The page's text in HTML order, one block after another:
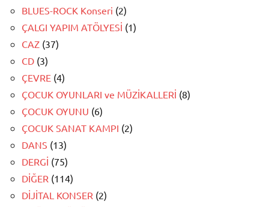
BLUES-ROCK Konseri (2)
ÇALGI YAPIM ATÖLYESİ (1)
CAZ (37)
CD (3)
ÇEVRE (4)
ÇOCUK OYUNLARI ve MÜZİKALLERİ (8)
ÇOCUK OYUNU (6)
ÇOCUK SANAT KAMPI (2)
DANS (13)
DERGİ (75)
DİĞER (114)
DİJİTAL KONSER (2)